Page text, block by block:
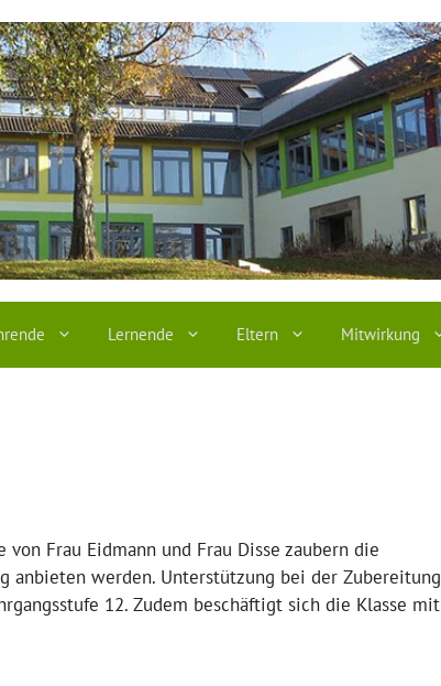
Lernende Eltern Mitwirkung
Frau Eidmann und Frau Disse zaubern die
anbieten werden. Unterstützung bei der Zubereitung
12. Zudem beschäftigt sich die Klasse mit